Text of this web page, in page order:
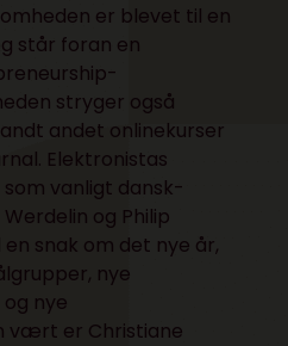
er blevet til en
står foran en
stryger også
andet onlinekurser
Elektronistas
vanligt dansk-
og Philip
snak om det nye år,
nye
nye
vært er Christiane